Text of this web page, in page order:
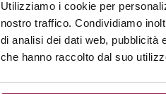
Utilizziamo i cookie per
nostro traffico. Condividiamo
di analisi dei dati web, pubblicità
che hanno raccolto dal suo